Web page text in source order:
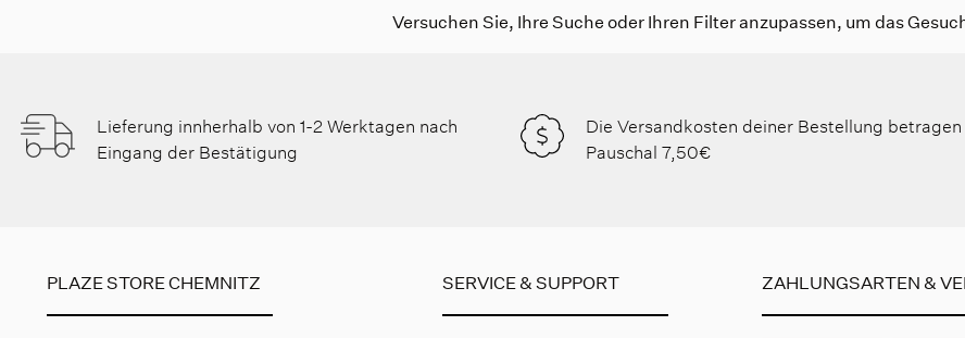
Versuchen Sie, Ihre Suche oder Ihren Filter anzupassen, um das
Lieferung innherhalb von 1-2 Werktagen nach
Eingang der Bestätigung
Die Versandkosten deiner Bestellung betragen
Pauschal 7,50€
PLAZE STORE CHEMNITZ SERVICE & SUPPORT ZAHLUNGSARTEN &